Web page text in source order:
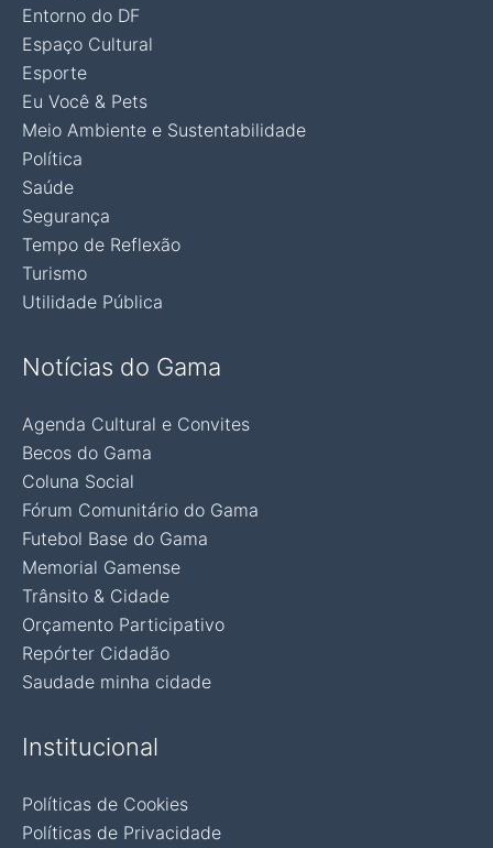
Entorno do DF
Espaço Cultural
Esporte
Eu Você & Pets
Meio Ambiente e Sustentabilidade
Política
Saúde
Segurança
Tempo de Reflexão
Turismo
Utilidade Pública
Notícias do Gama
Agenda Cultural e Convites
Becos do Gama
Coluna Social
Fórum Comunitário do Gama
Futebol Base do Gama
Memorial Gamense
Trânsito & Cidade
Orçamento Participativo
Repórter Cidadão
Saudade minha cidade
Institucional
Políticas de Cookies
Políticas de Privacidade